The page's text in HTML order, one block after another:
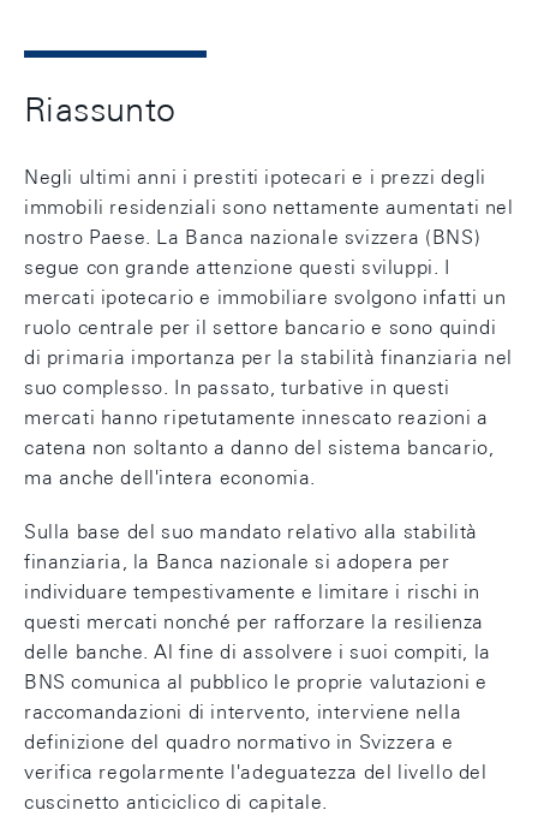
Riassunto
Negli ultimi anni i prestiti ipotecari e i prezzi degli
immobili residenziali sono nettamente aumentati nel
nostro Paese. La Banca nazionale svizzera (BNS)
segue con grande attenzione questi sviluppi. I
mercati ipotecario e immobiliare svolgono infatti un
ruolo centrale per il settore bancario e sono quindi
di primaria importanza per la stabilità finanziaria nel
suo complesso. In passato, turbative in questi
mercati hanno ripetutamente innescato reazioni a
catena non soltanto a danno del sistema bancario,
ma anche dell'intera economia.
Sulla base del suo mandato relativo alla stabilità
finanziaria, la Banca nazionale si adopera per
individuare tempestivamente e limitare i rischi in
questi mercati nonché per rafforzare la resilienza
delle banche. Al fine di assolvere i suoi compiti, la
BNS comunica al pubblico le proprie valutazioni e
raccomandazioni di intervento, interviene nella
definizione del quadro normativo in Svizzera e
verifica regolarmente l'adeguatezza del livello del
cuscinetto anticiclico di capitale.